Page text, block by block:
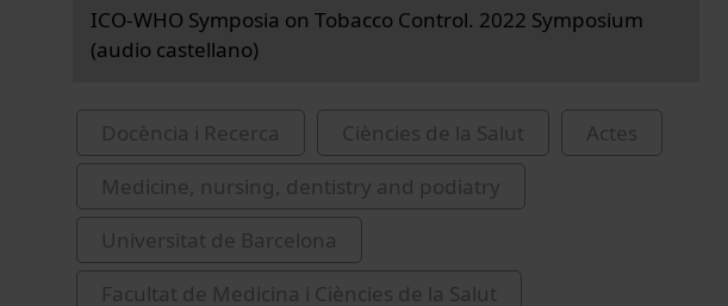
ICO-WHO Symposia on Tobacco Control. 2022 Symposium
(audio castellano)
Docència i Recerca Ciències de la Salut
Actes
Medicine, nursing, dentistry and podiatry
Universitat de Barcelona
Facultat de Medicina i Ciències de la Salut